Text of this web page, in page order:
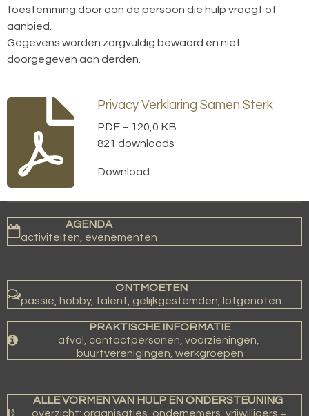
toestemming door aan de persoon die hulp vraagt of
aanbied.
Gegevens worden zorgvuldig bewaard en niet
doorgegeven aan derden.
Privacy Verklaring Samen Sterk
PDF – 120,0 KB
821 downloads
Download
AGENDA
activiteiten, evenementen
ONTMOETEN
passie, hobby, talent, gelijkgestemden, lotgenoten
PRAKTISCHE INFORMATIE
afval, contactpersonen, voorzieningen,
buurtverenigingen, werkgroepen
ALLE VORMEN VAN HULP EN ONDERSTEUNING
overzicht: organisaties, ondernemers, vrijwilligers +